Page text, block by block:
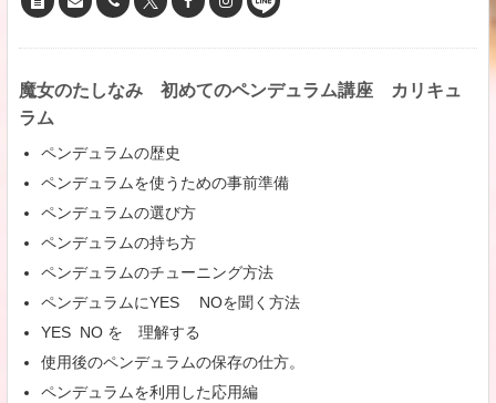
魔女のたしなみ 初めてのペンデュラム講座 カリキュ
ラム
ペンデュラムの歴史
ペンデュラムを使うための事前準備
ペンデュラムの選び方
ペンデュラムの持ち方
ペンデュラムのチューニング方法
ペンデュラムにYES NOを聞く方法
YES NO を 理解する
使用後のペンデュラムの保存の仕方。
ペンデュラムを利用した応用編